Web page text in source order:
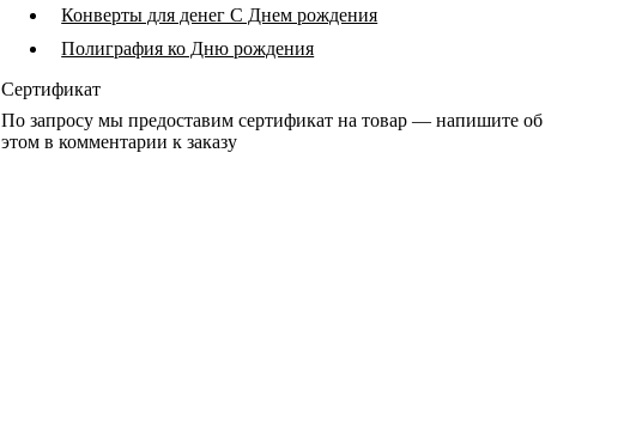
Конверты для денег С Днем рождения
Полиграфия ко Дню рождения
Сертификат
По запросу мы предоставим сертификат на товар — напишите об
этом в комментарии к заказу